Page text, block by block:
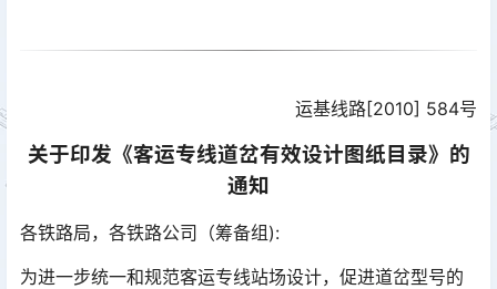
运基线路[2010] 584号
关于印发《客运专线道岔有效设计图纸目录》的
通知
各铁路局，各铁路公司（筹备组):
为进一步统一和规范客运专线站场设计，促进道岔型号的